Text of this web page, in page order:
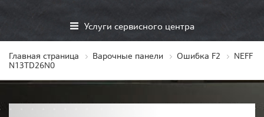
Услуги сервисного центра
Главная страница Варочные панели Ошибка F2
NEFF
N13TD26N0